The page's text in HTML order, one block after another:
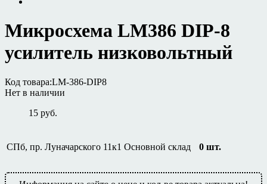
Микросхема LM386 DIP-8
усилитель низковольтный
Код товара:LM-386-DIP8
Нет в наличии
15 руб.
СПб, пр. Луначарского 11к1 Основной склад 0 шт.